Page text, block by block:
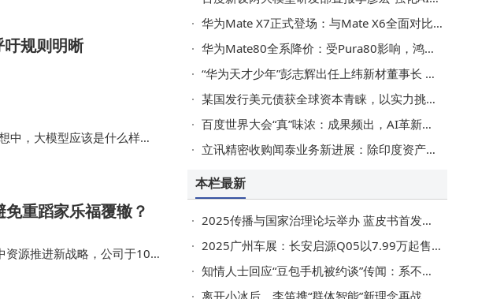
法大学彭桂兵教授强调，
良荣教授总结称，技术
的治理变革。该书由张
流动等核心议题。报告指
建智能化、法治化的治
经济不平等议题展开讨
规则明晰
中，大模型应该是什么样
数更大的模…
重蹈家乐福覆辙？
资源推进新战略，公司于10
华为Mate X7正式登场：与Mate X6全面对比，升级亮点全揭秘
华为Mate80全系降价：受Pura80影响，鸿蒙适配待完善下的市场策略
“华为天才少年”彭志辉出任上纬新材董事长 开启跨界新征程
某国发行美元债获全球资本青睐，以实力挑战美元定价权构建新体系
百度世界大会“真”味浓：成果频出，AI革新之路有挑战亦有决心
立讯精密收购闻泰业务新进展：除印度资产外其余已顺利交割并表
本栏最新
2025传播与国家治理论坛举办 蓝皮书首发聚焦网络治理新态势
2025广州车展：长安启源Q05以7.99万起售 激光雷达加身续航超500km
知情人士回应“豆包手机被约谈”传闻：系不实信息，豆包助手连发声明呼吁规则明晰
离开小冰后，李笛携“群体智能”新理念再战大模型赛道